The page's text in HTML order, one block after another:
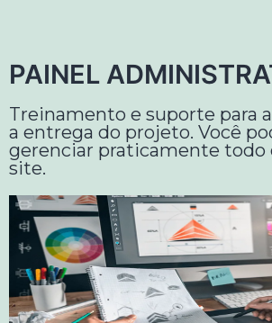
PAINEL
Treinamento e suporte para
a entrega do projeto. Você
gerenciar praticamente todo
site.